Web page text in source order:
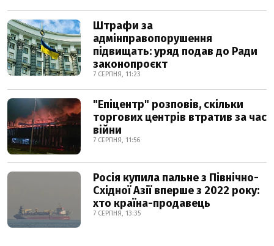
Штрафи за
адмінправопорушення
підвищать: уряд подав до Ради
законопроєкт
7 СЕРПНЯ, 11:23
"Епіцентр" розповів, скільки
торгових центрів втратив за час
війни
7 СЕРПНЯ, 11:56
Росія купила пальне з Північно-
Східної Азії вперше з 2022 року:
хто країна-продавець
7 СЕРПНЯ, 13:35